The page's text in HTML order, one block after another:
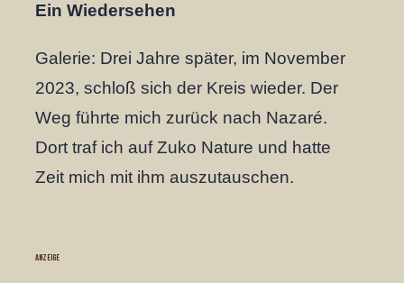
Ein Wiedersehen
Galerie: Drei Jahre später, im November
2023, schloß sich der Kreis wieder. Der
Weg führte mich zurück nach Nazaré.
Dort traf ich auf Zuko Nature und hatte
Zeit mich mit ihm auszutauschen.
ANZEIGE